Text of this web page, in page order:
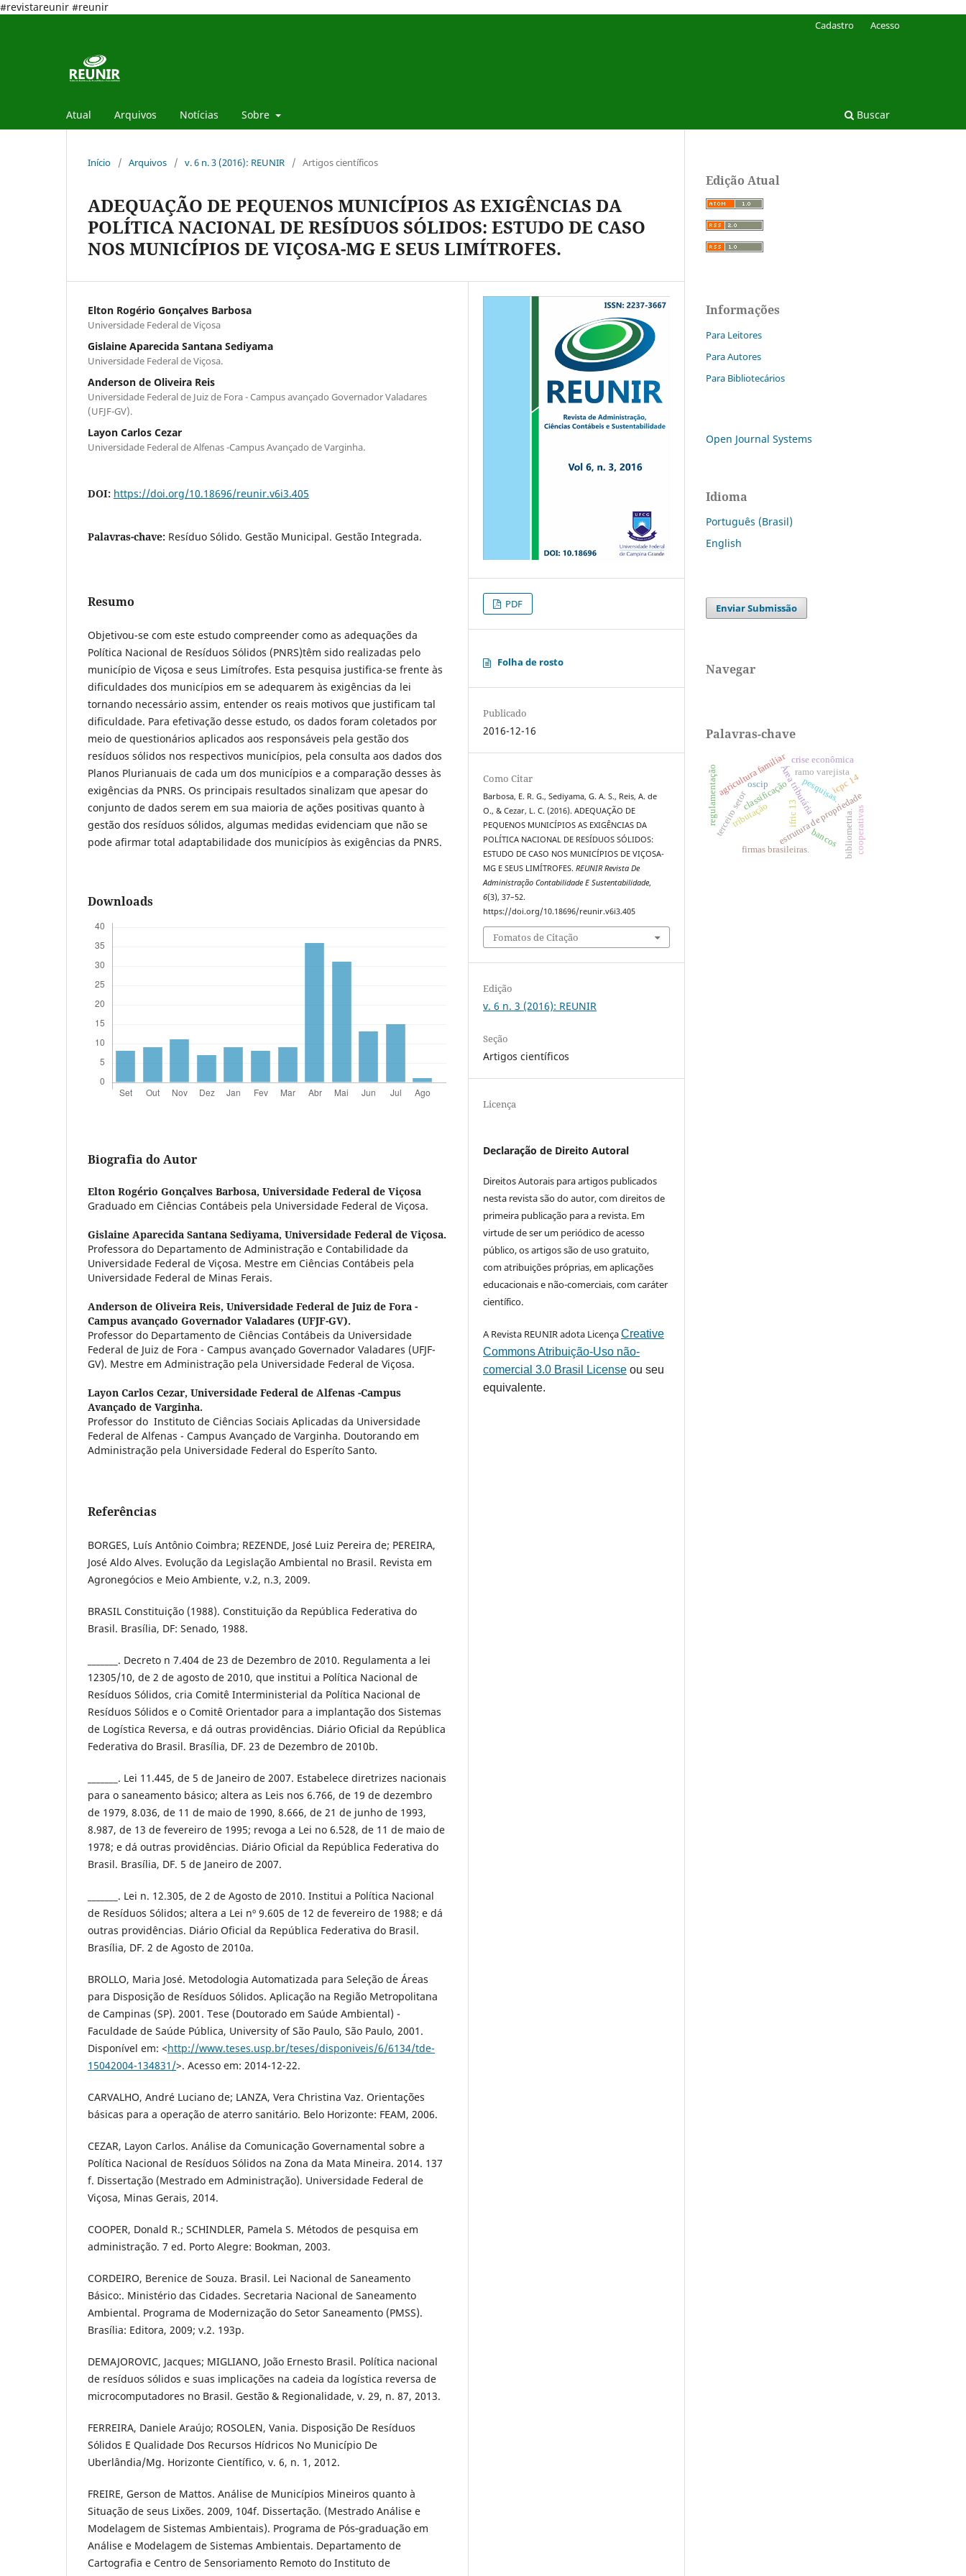
#revistareunir #reunir
Atual Arquivos Notícias Sobre Buscar
Cadastro Acesso
Início / Arquivos / v. 6 n. 3 (2016): REUNIR / Artigos científicos
ADEQUAÇÃO DE PEQUENOS MUNICÍPIOS AS EXIGÊNCIAS DA
POLÍTICA NACIONAL DE RESÍDUOS SÓLIDOS: ESTUDO DE CASO
NOS MUNICÍPIOS DE VIÇOSA-MG E SEUS LIMÍTROFES.
Elton Rogério Gonçalves Barbosa
Universidade Federal de Viçosa
Gislaine Aparecida Santana Sediyama
Universidade Federal de Viçosa.
Anderson de Oliveira Reis
Universidade Federal de Juiz de Fora - Campus avançado Governador Valadares
(UFJF-GV).
Layon Carlos Cezar
Universidade Federal de Alfenas -Campus Avançado de Varginha.
DOI: https://doi.org/10.18696/reunir.v6i3.405
Palavras-chave: Resíduo Sólido. Gestão Municipal. Gestão Integrada.
Resumo
Objetivou-se com este estudo compreender como as adequações da
Política Nacional de Resíduos Sólidos (PNRS)têm sido realizadas pelo
município de Viçosa e seus Limítrofes. Esta pesquisa justifica-se frente às
dificuldades dos municípios em se adequarem às exigências da lei
tornando necessário assim, entender os reais motivos que justificam tal
dificuldade. Para efetivação desse estudo, os dados foram coletados por
meio de questionários aplicados aos responsáveis pela gestão dos
resíduos sólidos nos respectivos municípios, pela consulta aos dados dos
Planos Plurianuais de cada um dos municípios e a comparação desses às
exigências da PNRS. Os principais resultados sinalizam que apesar do
conjunto de dados serem em sua maioria de ações positivas quanto à
gestão dos resíduos sólidos, algumas medidas evidenciam que não se
pode afirmar total adaptabilidade dos municípios às exigências da PNRS.
Downloads
Biografia do Autor
Elton Rogério Gonçalves Barbosa, Universidade Federal de Viçosa
Graduado em Ciências Contábeis pela Universidade Federal de Viçosa.
Gislaine Aparecida Santana Sediyama, Universidade Federal de Viçosa.
Professora do Departamento de Administração e Contabilidade da
Universidade Federal de Viçosa. Mestre em Ciências Contábeis pela
Universidade Federal de Minas Ferais.
Anderson de Oliveira Reis, Universidade Federal de Juiz de Fora -
Campus avançado Governador Valadares (UFJF-GV).
Professor do Departamento de Ciências Contábeis da Universidade
Federal de Juiz de Fora - Campus avançado Governador Valadares (UFJF-
GV). Mestre em Administração pela Universidade Federal de Viçosa.
Layon Carlos Cezar, Universidade Federal de Alfenas -Campus
Avançado de Varginha.
Professor do Instituto de Ciências Sociais Aplicadas da Universidade
Federal de Alfenas - Campus Avançado de Varginha. Doutorando em
Administração pela Universidade Federal do Esperíto Santo.
Referências
BORGES, Luís Antônio Coimbra; REZENDE, José Luiz Pereira de; PEREIRA,
José Aldo Alves. Evolução da Legislação Ambiental no Brasil. Revista em
Agronegócios e Meio Ambiente, v.2, n.3, 2009.
BRASIL Constituição (1988). Constituição da República Federativa do
Brasil. Brasília, DF: Senado, 1988.
_______. Decreto n 7.404 de 23 de Dezembro de 2010. Regulamenta a lei
12305/10, de 2 de agosto de 2010, que institui a Política Nacional de
Resíduos Sólidos, cria Comitê Interministerial da Política Nacional de
Resíduos Sólidos e o Comitê Orientador para a implantação dos Sistemas
de Logística Reversa, e dá outras providências. Diário Oficial da República
Federativa do Brasil. Brasília, DF. 23 de Dezembro de 2010b.
_______. Lei 11.445, de 5 de Janeiro de 2007. Estabelece diretrizes nacionais
para o saneamento básico; altera as Leis nos 6.766, de 19 de dezembro
de 1979, 8.036, de 11 de maio de 1990, 8.666, de 21 de junho de 1993,
8.987, de 13 de fevereiro de 1995; revoga a Lei no 6.528, de 11 de maio de
1978; e dá outras providências. Diário Oficial da República Federativa do
Brasil. Brasília, DF. 5 de Janeiro de 2007.
_______. Lei n. 12.305, de 2 de Agosto de 2010. Institui a Política Nacional
de Resíduos Sólidos; altera a Lei nº 9.605 de 12 de fevereiro de 1988; e dá
outras providências. Diário Oficial da República Federativa do Brasil.
Brasília, DF. 2 de Agosto de 2010a.
BROLLO, Maria José. Metodologia Automatizada para Seleção de Áreas
para Disposição de Resíduos Sólidos. Aplicação na Região Metropolitana
de Campinas (SP). 2001. Tese (Doutorado em Saúde Ambiental) -
Faculdade de Saúde Pública, University of São Paulo, São Paulo, 2001.
Disponível em: <http://www.teses.usp.br/teses/disponiveis/6/6134/tde-
15042004-134831/>. Acesso em: 2014-12-22.
CARVALHO, André Luciano de; LANZA, Vera Christina Vaz. Orientações
básicas para a operação de aterro sanitário. Belo Horizonte: FEAM, 2006.
CEZAR, Layon Carlos. Análise da Comunicação Governamental sobre a
Política Nacional de Resíduos Sólidos na Zona da Mata Mineira. 2014. 137
f. Dissertação (Mestrado em Administração). Universidade Federal de
Viçosa, Minas Gerais, 2014.
COOPER, Donald R.; SCHINDLER, Pamela S. Métodos de pesquisa em
administração. 7 ed. Porto Alegre: Bookman, 2003.
CORDEIRO, Berenice de Souza. Brasil. Lei Nacional de Saneamento
Básico:. Ministério das Cidades. Secretaria Nacional de Saneamento
Ambiental. Programa de Modernização do Setor Saneamento (PMSS).
Brasília: Editora, 2009; v.2. 193p.
DEMAJOROVIC, Jacques; MIGLIANO, João Ernesto Brasil. Política nacional
de resíduos sólidos e suas implicações na cadeia da logística reversa de
microcomputadores no Brasil. Gestão & Regionalidade, v. 29, n. 87, 2013.
FERREIRA, Daniele Araújo; ROSOLEN, Vania. Disposição De Resíduos
Sólidos E Qualidade Dos Recursos Hídricos No Município De
Uberlândia/Mg. Horizonte Científico, v. 6, n. 1, 2012.
FREIRE, Gerson de Mattos. Análise de Municípios Mineiros quanto à
Situação de seus Lixões. 2009, 104f. Dissertação. (Mestrado Análise e
Modelagem de Sistemas Ambientais). Programa de Pós‐graduação em
Análise e Modelagem de Sistemas Ambientais. Departamento de
Cartografia e Centro de Sensoriamento Remoto do Instituto de
PDF
Folha de rosto
Publicado
2016-12-16
Como Citar
Barbosa, E. R. G., Sediyama, G. A. S., Reis, A. de
O., & Cezar, L. C. (2016). ADEQUAÇÃO DE
PEQUENOS MUNICÍPIOS AS EXIGÊNCIAS DA
POLÍTICA NACIONAL DE RESÍDUOS SÓLIDOS:
ESTUDO DE CASO NOS MUNICÍPIOS DE VIÇOSA-
MG E SEUS LIMÍTROFES.REUNIR Revista De
Administração Contabilidade E Sustentabilidade,
6(3), 37–52.
https://doi.org/10.18696/reunir.v6i3.405
Fomatos de Citação
Edição
v. 6 n. 3 (2016): REUNIR
Seção
Artigos científicos
Licença
Declaração de Direito Autoral
Direitos Autorais para artigos publicados
nesta revista são do autor, com direitos de
primeira publicação para a revista. Em
virtude de ser um periódico de acesso
público, os artigos são de uso gratuito,
com atribuições próprias, em aplicações
educacionais e não-comerciais, com caráter
científico.
A Revista REUNIR adota LicençaCreative
Commons Atribuição-Uso não-
comercial 3.0 Brasil License ou seu
equivalente.
Edição Atual
Informações
Para Leitores
Para Autores
Para Bibliotecários
Open Journal Systems
Idioma
Português (Brasil)
English
Enviar Submissão
Navegar
Palavras-chave
classificaçãoÁrea tributária
tributação estrutura de propriedade
firmas brasileiras.
agricultura familiar
bibliometria.
bancos
crise econômica
regulamentação pesquisas.
terceiro setor
oscip
ramo varejista
ifric 13
icpc 14
cooperativas